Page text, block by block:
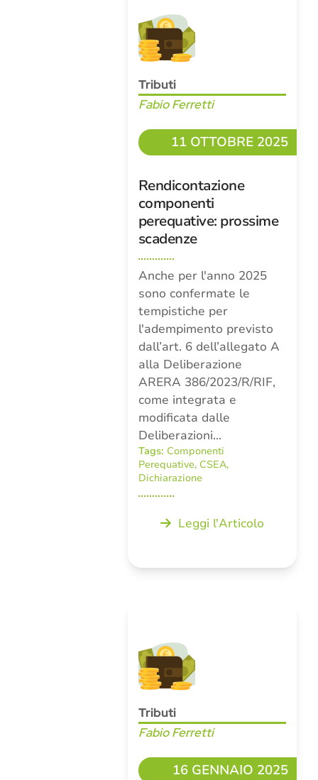
Tributi
Fabio Ferretti
11 OTTOBRE 2025
Rendicontazione
componenti
perequative: prossime
scadenze
Anche per l'anno 2025
sono confermate le
tempistiche per
l'adempimento previsto
dall’art. 6 dell’allegato A
alla Deliberazione
ARERA 386/2023/R/RIF,
come integrata e
modificata dalle
Deliberazioni…
Tags: Componenti
Perequative, CSEA,
Dichiarazione
Leggi l'Articolo
Tributi
Fabio Ferretti
16 GENNAIO 2025